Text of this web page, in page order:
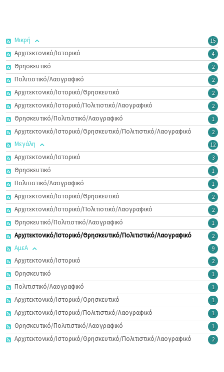
15
Μικρή
4
Αρχιτεκτονικό/Ιστορικό
2
Θρησκευτικό
2
Πολιτιστικό/Λαογραφικό
2
Αρχιτεκτονικό/Ιστορικό/Θρησκευτικό
2
Αρχιτεκτονικό/Ιστορικό/Πολιτιστικό/Λαογραφικό
1
Θρησκευτικό/Πολιτιστικό/Λαογραφικό
2
Αρχιτεκτονικό/Ιστορικό/Θρησκευτικό/Πολιτιστικό/Λαογραφικό
12
Μεγάλη
3
Αρχιτεκτονικό/Ιστορικό
1
Θρησκευτικό
1
Πολιτιστικό/Λαογραφικό
2
Αρχιτεκτονικό/Ιστορικό/Θρησκευτικό
2
Αρχιτεκτονικό/Ιστορικό/Πολιτιστικό/Λαογραφικό
1
Θρησκευτικό/Πολιτιστικό/Λαογραφικό
2
Αρχιτεκτονικό/Ιστορικό/Θρησκευτικό/Πολιτιστικό/Λαογραφικό
9
ΑμεΑ
2
Αρχιτεκτονικό/Ιστορικό
1
Θρησκευτικό
1
Πολιτιστικό/Λαογραφικό
1
Αρχιτεκτονικό/Ιστορικό/Θρησκευτικό
1
Αρχιτεκτονικό/Ιστορικό/Πολιτιστικό/Λαογραφικό
1
Θρησκευτικό/Πολιτιστικό/Λαογραφικό
2
Αρχιτεκτονικό/Ιστορικό/Θρησκευτικό/Πολιτιστικό/Λαογραφικό